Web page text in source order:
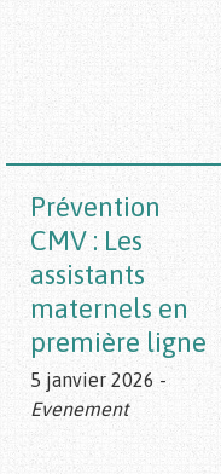
Prévention
CMV : Les
assistants
maternels en
première ligne
5 janvier 2026 -
Evenement